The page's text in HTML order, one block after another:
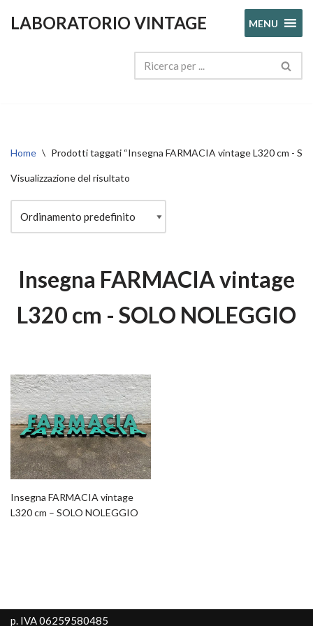
LABORATORIO VINTAGE MENU
Home \ Prodotti taggati “Insegna FARMACIA vintage L320 cm -
Visualizzazione del risultato
Insegna FARMACIA vintage
L320 cm - SOLO NOLEGGIO
Insegna FARMACIA vintage
L320 cm – SOLO NOLEGGIO
p. IVA 06259580485